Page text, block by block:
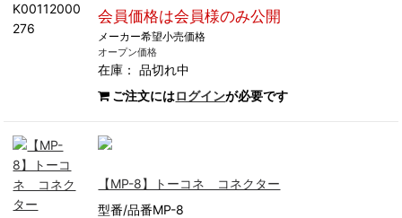
K00112000
276
会員価格は会員様のみ公開
メーカー希望小売価格
オープン価格
在庫：品切れ中
ご注文にはログインが必要です
【MP-8】トーコネ コネクター
型番/品番MP-8